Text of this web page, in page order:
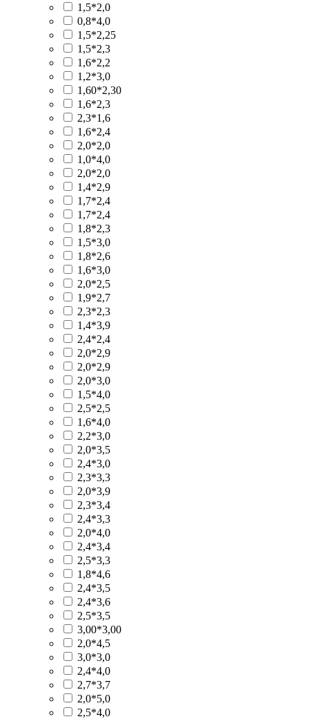
1,5*2,0
0,8*4,0
1,5*2,25
1,5*2,3
1,6*2,2
1,2*3,0
1,60*2,30
1,6*2,3
2,3*1,6
1,6*2,4
2,0*2,0
1,0*4,0
2,0*2,0
1,4*2,9
1,7*2,4
1,7*2,4
1,8*2,3
1,5*3,0
1,8*2,6
1,6*3,0
2,0*2,5
1,9*2,7
2,3*2,3
1,4*3,9
2,4*2,4
2,0*2,9
2,0*2,9
2,0*3,0
1,5*4,0
2,5*2,5
1,6*4,0
2,2*3,0
2,0*3,5
2,4*3,0
2,3*3,3
2,0*3,9
2,3*3,4
2,4*3,3
2,0*4,0
2,4*3,4
2,5*3,3
1,8*4,6
2,4*3,5
2,4*3,6
2,5*3,5
3,00*3,00
2,0*4,5
3,0*3,0
2,4*4,0
2,7*3,7
2,0*5,0
2,5*4,0